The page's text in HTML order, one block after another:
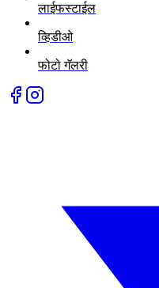
लाईफस्टाईल
व्हिडीओ
फोटो गॅलरी